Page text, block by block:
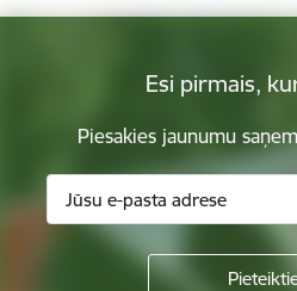
Esi pirmais,
Piesakies jaunumu